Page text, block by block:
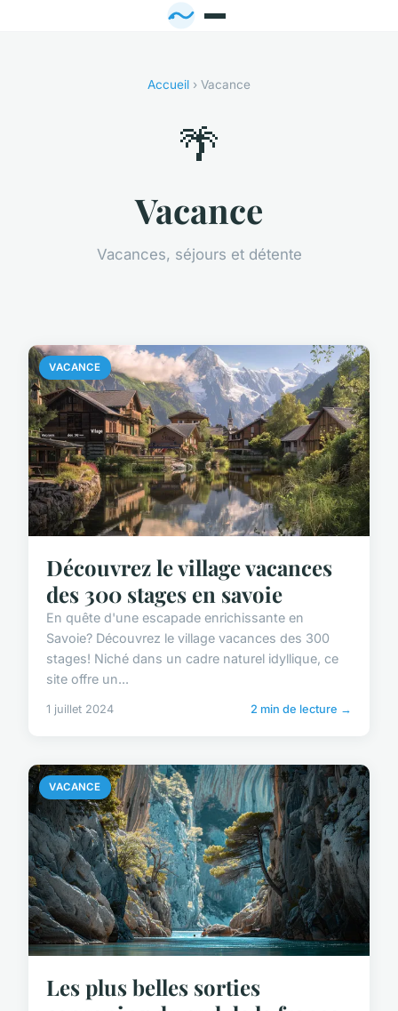
Accueil › Vacance
🌴
Vacance
Vacances, séjours et détente
VACANCE
Découvrez le village vacances
des 300 stages en savoie
En quête d'une escapade enrichissante en
Savoie? Découvrez le village vacances des 300
stages! Niché dans un cadre naturel idyllique, ce
site offre un...
1 juillet 2024 2 min de lecture →
VACANCE
Les plus belles sorties